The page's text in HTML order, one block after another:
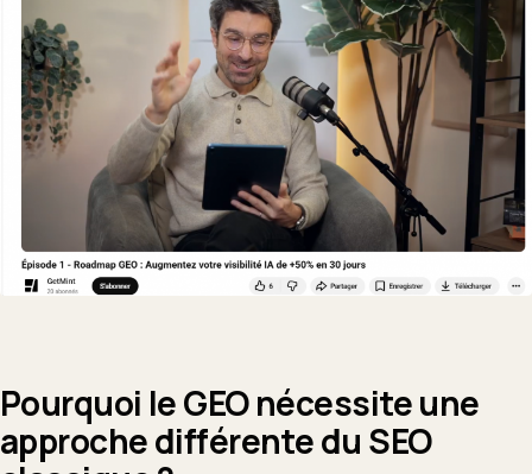
Pourquoi le GEO nécessite une
approche différente du SEO